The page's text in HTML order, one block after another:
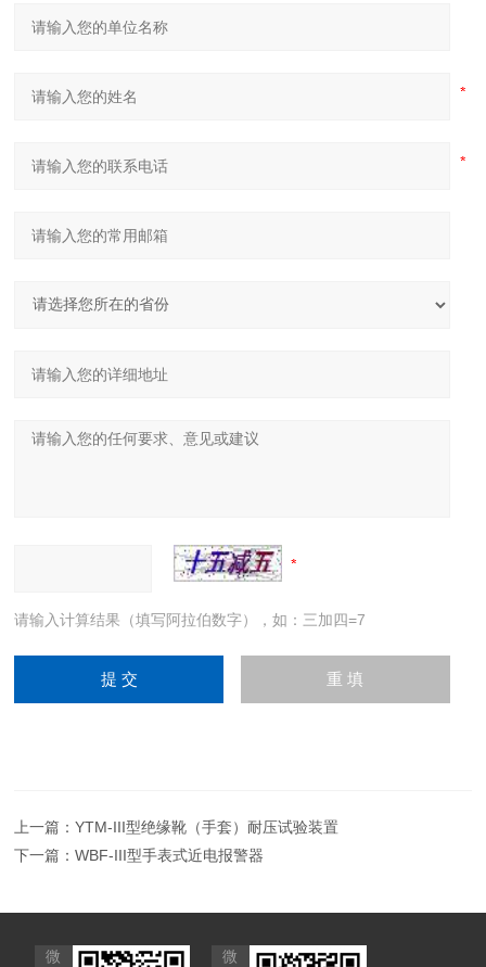
请输入计算结果（填写阿拉伯数字），如：三加四=7
上一篇：YTM-III型绝缘靴（手套）耐压试验装置
下一篇：WBF-III型手表式近电报警器
微 微